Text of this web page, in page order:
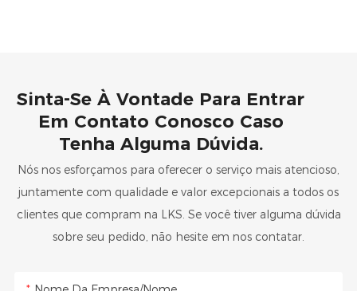
Sinta-Se À Vontade Para Entrar
Em Contato Conosco Caso
Tenha Alguma Dúvida.
Nós nos esforçamos para oferecer o serviço mais atencioso,
juntamente com qualidade e valor excepcionais a todos os
clientes que compram na LKS. Se você tiver alguma dúvida
sobre seu pedido, não hesite em nos contatar.